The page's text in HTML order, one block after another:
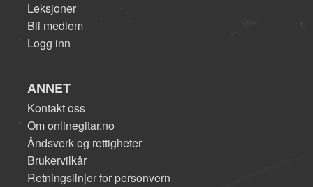
Leksjoner
Bli medlem
Logg inn
ANNET
Kontakt oss
Om onlinegitar.no
Åndsverk og rettigheter
Brukervilkår
Retningslinjer for personvern